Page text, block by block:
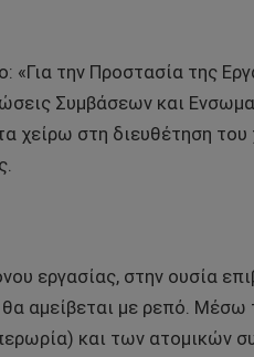
«Για την Προστασία της
Συμβάσεων και
χείρω στη διευθέτηση του
εργασίας, στην ουσία
αμείβεται με ρεπό.
και των ατομικών